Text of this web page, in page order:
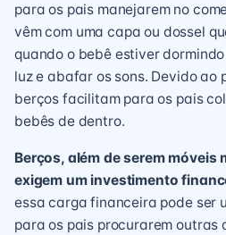
para os pais manejarem no
vêm com uma capa ou dossel
quando o bebê estiver
luz e abafar os sons. Devido ao
berços facilitam para os pais
bebês de dentro.
Berços, além de serem móveis
exigem um investimento
essa carga financeira pode ser
para os pais procurarem